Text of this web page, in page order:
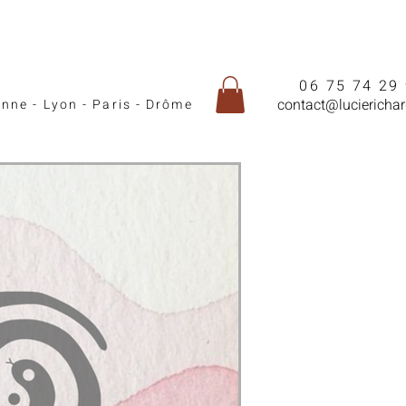
- Lyon - Paris - Drôme
06 75 74 29